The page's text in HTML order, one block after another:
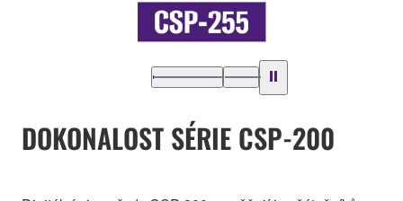
DOKONALOST SÉRIE CSP-200